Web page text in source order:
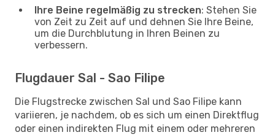
Ihre Beine regelmäßig zu strecken: Stehen Sie
von Zeit zu Zeit auf und dehnen Sie Ihre Beine,
um die Durchblutung in Ihren Beinen zu
verbessern.
Flugdauer Sal - Sao Filipe
Die Flugstrecke zwischen Sal und Sao Filipe kann
variieren, je nachdem, ob es sich um einen Direktflug
oder einen indirekten Flug mit einem oder mehreren